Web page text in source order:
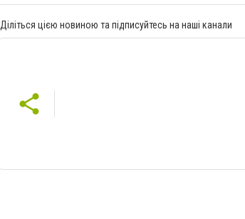
Діліться цією новиною та підписуйтесь на наші канали